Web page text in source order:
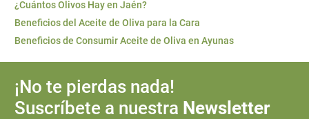
¿Cuántos Olivos Hay en Jaén?
Beneficios del Aceite de Oliva para la Cara
Beneficios de Consumir Aceite de Oliva en Ayunas
¡No te pierdas nada!
Suscríbete a nuestra Newsletter